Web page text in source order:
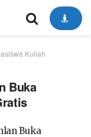
Kuliah
Buka
Buka